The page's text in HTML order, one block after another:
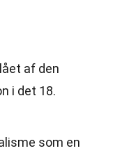
af den
i det 18.
som en